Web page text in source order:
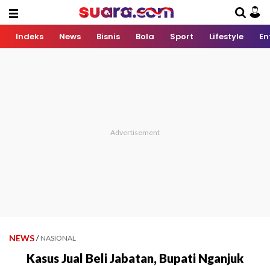
Indeks News Bisnis Bola Sport Lifestyle
NEWS / NASIONAL
Kasus Jual Beli Jabatan, Bupati Nganjuk